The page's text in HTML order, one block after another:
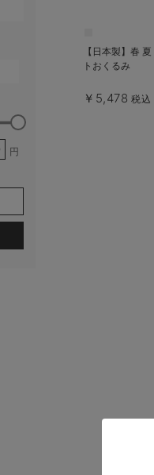
円
【日本製】春
トおくるみ
￥5,478 税込